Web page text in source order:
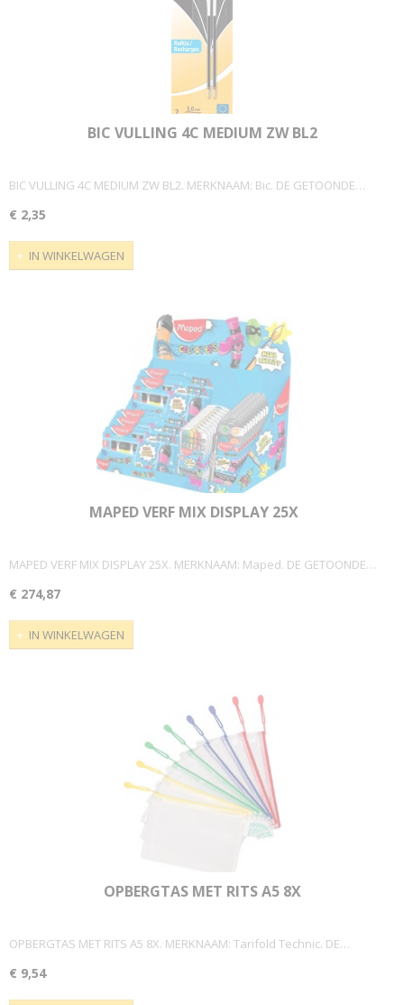
BIC VULLING 4C MEDIUM ZW BL2
BIC VULLING 4C MEDIUM ZW BL2. MERKNAAM: Bic. DE GETOONDE…
€ 2,35
IN WINKELWAGEN
MAPED VERF MIX DISPLAY 25X
MAPED VERF MIX DISPLAY 25X. MERKNAAM: Maped. DE GETOONDE…
€ 274,87
IN WINKELWAGEN
OPBERGTAS MET RITS A5 8X
OPBERGTAS MET RITS A5 8X. MERKNAAM: Tarifold Technic. DE…
€ 9,54